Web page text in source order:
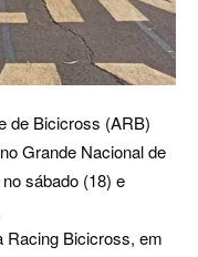
de Bicicross (ARB)
Grande Nacional de
sábado (18) e
Racing Bicicross, em